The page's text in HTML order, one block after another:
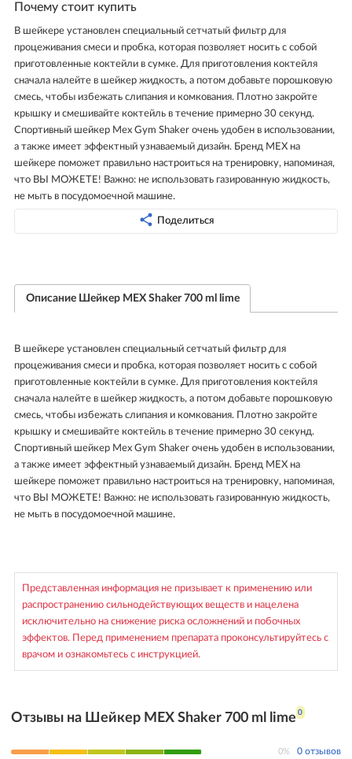
Почему стоит купить
В шейкере установлен специальный сетчатый фильтр для
процеживания смеси и пробка, которая позволяет носить с собой
приготовленные коктейли в сумке. Для приготовления коктейля
сначала налейте в шейкер жидкость, а потом добавьте порошковую
смесь, чтобы избежать слипания и комкования. Плотно закройте
крышку и смешивайте коктейль в течение примерно 30 секунд.
Спортивный шейкер Mex Gym Shaker очень удобен в использовании,
а также имеет эффектный узнаваемый дизайн. Бренд MEX на
шейкере поможет правильно настроиться на тренировку, напоминая,
что ВЫ МОЖЕТЕ! Важно: не использовать газированную жидкость,
не мыть в посудомоечной машине.
Поделиться
Описание Шейкер MEX Shaker 700 ml lime
В шейкере установлен специальный сетчатый фильтр для
процеживания смеси и пробка, которая позволяет носить с собой
приготовленные коктейли в сумке. Для приготовления коктейля
сначала налейте в шейкер жидкость, а потом добавьте порошковую
смесь, чтобы избежать слипания и комкования. Плотно закройте
крышку и смешивайте коктейль в течение примерно 30 секунд.
Спортивный шейкер Mex Gym Shaker очень удобен в использовании,
а также имеет эффектный узнаваемый дизайн. Бренд MEX на
шейкере поможет правильно настроиться на тренировку, напоминая,
что ВЫ МОЖЕТЕ! Важно: не использовать газированную жидкость,
не мыть в посудомоечной машине.
Представленная информация не призывает к применению или
распространению сильнодействующих веществ и нацелена
исключительно на снижение риска осложнений и побочных
эффектов. Перед применением препарата проконсультируйтесь с
врачом и ознакомьтесь с инструкцией.
Отзывы на Шейкер MEX Shaker 700 ml lime 0
0% 0 отзывов